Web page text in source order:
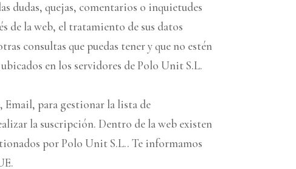
dudas, quejas, comentarios o inquietudes
de la web, el tratamiento de sus datos
consultas que puedas tener y que no estén
en los servidores de Polo Unit S.L.
Email, para gestionar la lista de
la suscripción. Dentro de la web existen
por Polo Unit S.L.. Te informamos